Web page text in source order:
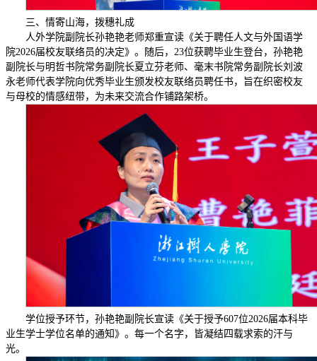
三、情寄山海，拨穗礼成
人外学院副院长孙艳艳老师郑重宣读《关于聘任人文与外国语学
院2026届校友联络员的决定》。随后，23位获聘毕业生登台，孙艳艳
副院长与明哲书院常务副院长夏立芬老师、毫末书院常务副院长刘波
永老师代表学院向优秀毕业生颁发校友联络员聘任书，旨在织密校友
与母校的情感纽带，为未来交流合作铺路架桥。
学位授予环节，孙艳艳副院长宣读《关于授予607位2026届本科毕
业生学士学位名单的通知》。每一个名字，皆凝结四载求索的汗与
光。